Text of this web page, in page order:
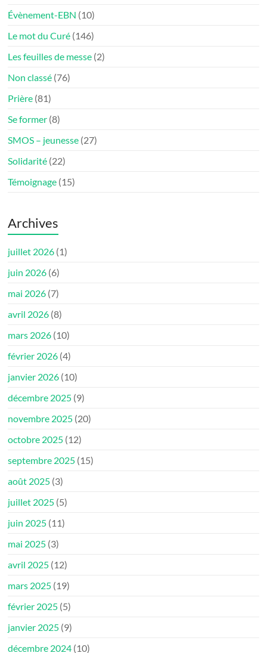
Évènement-EBN (10)
Le mot du Curé (146)
Les feuilles de messe (2)
Non classé (76)
Prière (81)
Se former (8)
SMOS – jeunesse (27)
Solidarité (22)
Témoignage (15)
Archives
juillet 2026 (1)
juin 2026 (6)
mai 2026 (7)
avril 2026 (8)
mars 2026 (10)
février 2026 (4)
janvier 2026 (10)
décembre 2025 (9)
novembre 2025 (20)
octobre 2025 (12)
septembre 2025 (15)
août 2025 (3)
juillet 2025 (5)
juin 2025 (11)
mai 2025 (3)
avril 2025 (12)
mars 2025 (19)
février 2025 (5)
janvier 2025 (9)
décembre 2024 (10)